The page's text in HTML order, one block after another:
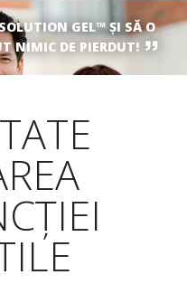
GEL™ ŞI SĂ O
NIMIC DE PIERDUT!